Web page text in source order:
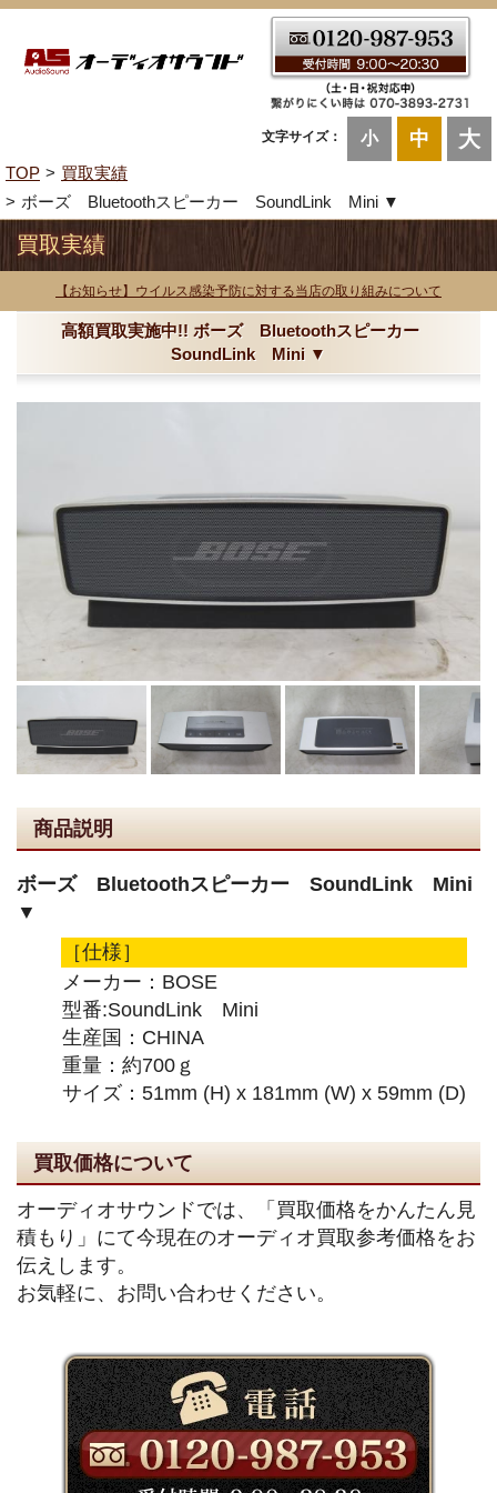
文字サイズ： 小 中 大
TOP
買取実績
ボーズ Bluetoothスピーカー SoundLink Mini ▼
買取実績
【お知らせ】ウイルス感染予防に対する当店の取り組みについて
高額買取実施中!! ボーズ Bluetoothスピーカー
SoundLink Mini ▼
商品説明
ボーズ Bluetoothスピーカー SoundLink Mini
▼
［仕様］
メーカー：BOSE
型番:SoundLink Mini
生産国：CHINA
重量：約700ｇ
サイズ：51mm (H) x 181mm (W) x 59mm (D)
買取価格について
オーディオサウンドでは、「買取価格をかんたん見
積もり」にて今現在のオーディオ買取参考価格をお
伝えします。
お気軽に、お問い合わせください。